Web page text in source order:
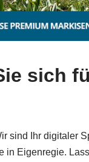
sich
sind Ihr digitaler
in Eigenregie.